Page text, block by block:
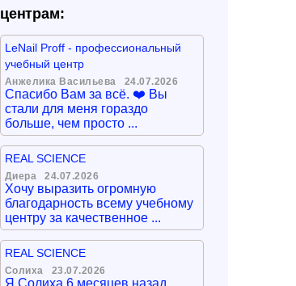
центрам:
LeNail Proff - профессиональный
учебный центр
Анжелика Васильева 24.07.2026
Спасибо Вам за всё. ❤️ Вы
стали для меня гораздо
больше, чем просто ...
REAL SCIENCE
Диера 24.07.2026
Хочу выразить огромную
благодарность всему учебному
центру за качественное ...
REAL SCIENCE
Солиха 23.07.2026
Я Солиха 6 месяцев назад